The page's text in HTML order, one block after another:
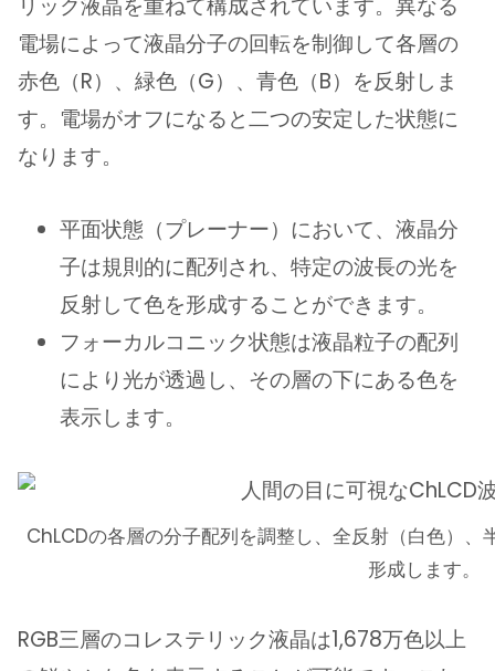
リック液晶を重ねて構成されています。異なる
電場によって液晶分子の回転を制御して各層の
赤色（R）、緑色（G）、青色（B）を反射しま
す。電場がオフになると二つの安定した状態に
なります。
平面状態（プレーナー）において、液晶分
子は規則的に配列され、特定の波長の光を
反射して色を形成することができます。
フォーカルコニック状態は液晶粒子の配列
により光が透過し、その層の下にある色を
表示します。
ChLCDの各層の分子配列を調整し、全反射（白色）
形成します。
RGB三層のコレステリック液晶は1,678万色以上